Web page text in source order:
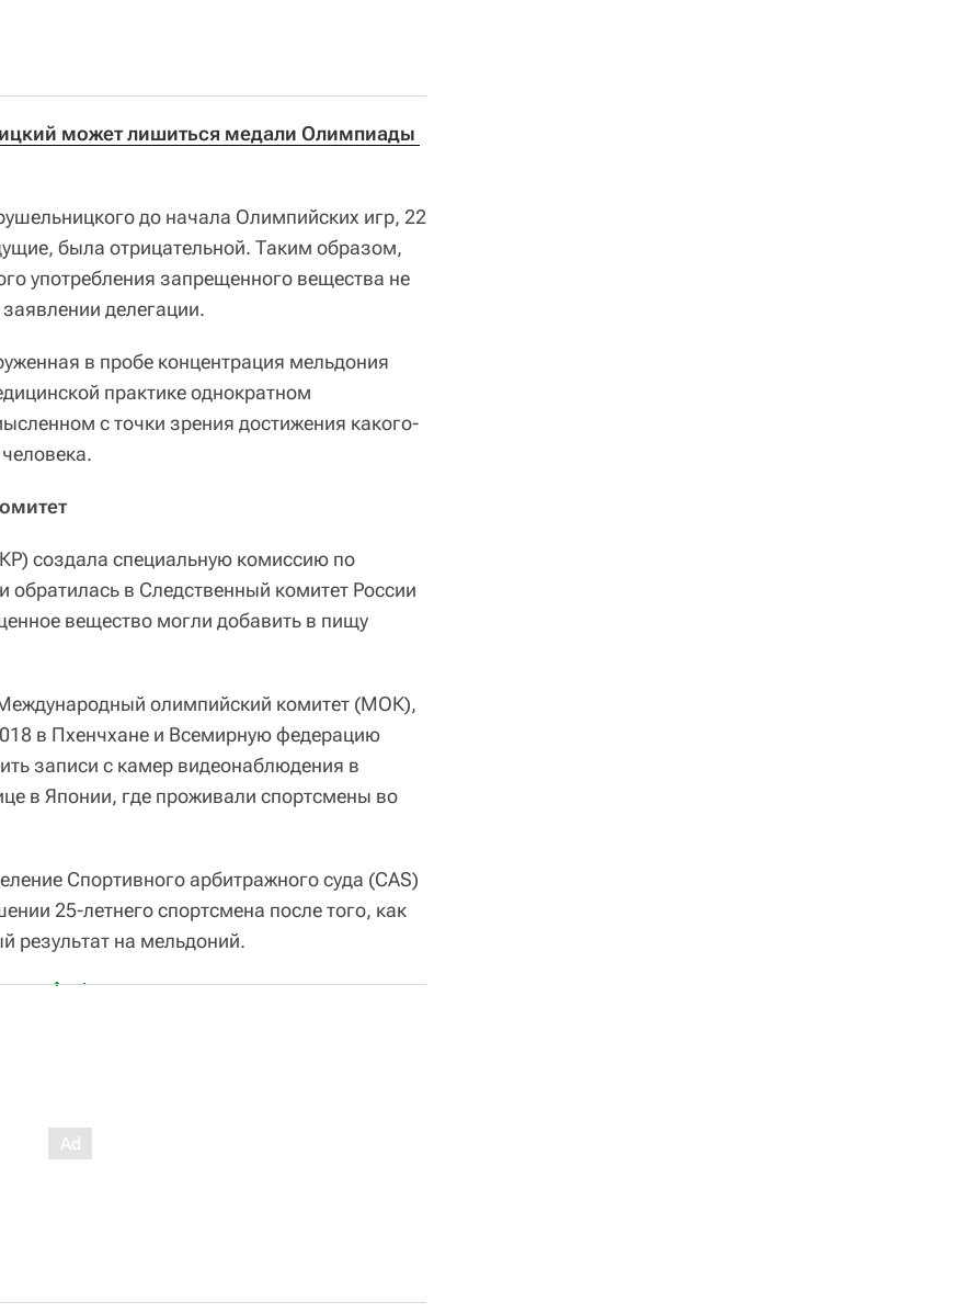
может лишиться медали Олимпиады
до начала Олимпийских игр, 22
была отрицательной. Таким образом,
употребления запрещенного вещества не
делегации.
в пробе концентрация мельдония
практике однократном
с точки зрения достижения какого-
создала специальную комиссию по
обратилась в Следственный комитет России
вещество могли добавить в пищу
олимпийский комитет (МОК),
в Пхенчхане и Всемирную федерацию
записи с камер видеонаблюдения в
в Японии, где проживали спортсмены во
Спортивного арбитражного суда (CAS)
25-летнего спортсмена после того, как
результат на мельдоний.